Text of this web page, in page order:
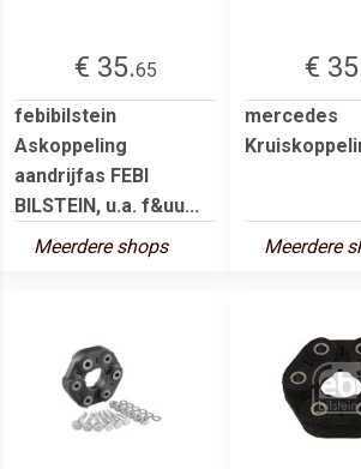
€ 35.65
febibilstein
Askoppeling
aandrijfas FEBI
BILSTEIN, u.a. f&uu...
Meerdere shops
€
mercedes
Meerdere